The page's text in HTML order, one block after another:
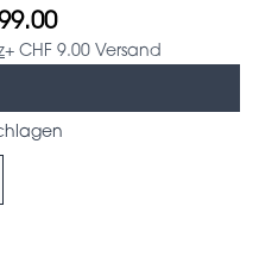
+ CHF 9.00 Versand